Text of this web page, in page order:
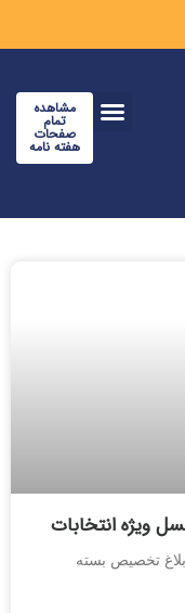
مشاهده
تمام
صفحات
هفته نامه
ویژه انتخابات
تخصیص بسته